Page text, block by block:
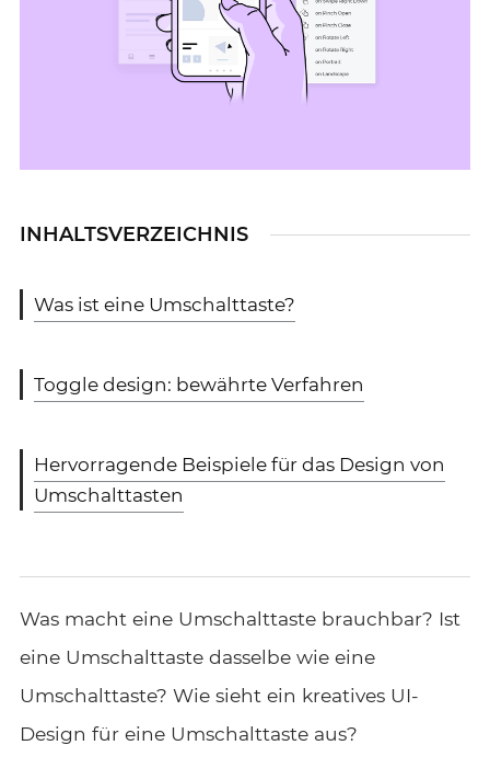
INHALTSVERZEICHNIS
Was ist eine Umschalttaste?
Toggle design: bewährte Verfahren
Hervorragende Beispiele für das Design von
Umschalttasten
Was macht eine Umschalttaste brauchbar? Ist
eine Umschalttaste dasselbe wie eine
Umschalttaste? Wie sieht ein kreatives UI-
Design für eine Umschalttaste aus?